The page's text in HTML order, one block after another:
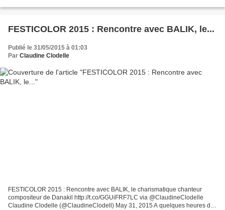
FESTICOLOR 2015 : Rencontre avec BALIK, le...
Publié le 31/05/2015 à 01:03
Par Claudine Clodelle
FESTICOLOR 2015 : Rencontre avec BALIK, le charismatique chanteur
compositeur de Danakil http://t.co/GGUiFRF7LC via @ClaudineClodelle
Claudine Clodelle (@ClaudineClodell) May 31, 2015 A quelques heures du